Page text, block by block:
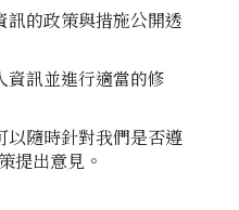
訊的政策與措施公開透
資訊並進行適當的修
以隨時針對我們是否遵
提出意見。